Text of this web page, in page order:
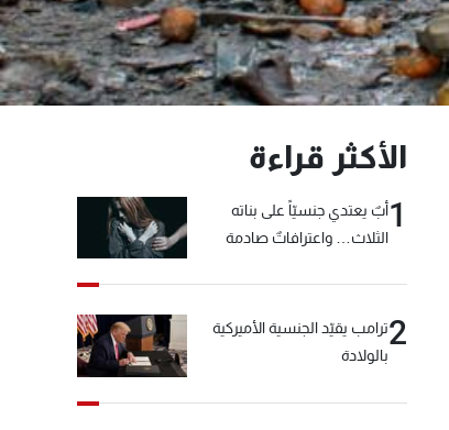
الأكثر قراءة
1أبٌ يعتدي جنسيّاً على بناته
الثلاث… واعترافاتٌ صادمة
2ترامب يقيّد الجنسية الأميركية
بالولادة